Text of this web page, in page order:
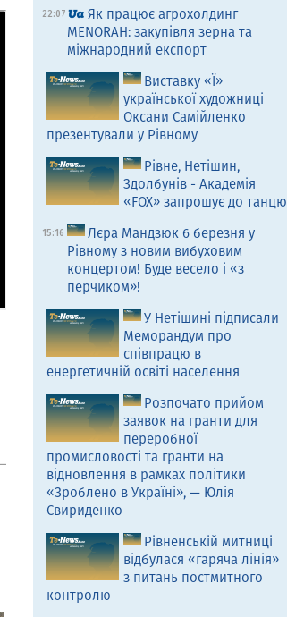
22:07
Як працює агрохолдинг
MENORAH: закупівля зерна та
міжнародний експорт
Виставку «Ї»
української художниці
Оксани Самійленко
презентували у Рівному
Рівне, Нетішин,
Здолбунів - Академія
«FOX» запрошує до танцю
15:16
Лєра Мандзюк 6 березня у
Рівному з новим вибуховим
концертом! Буде весело і «з
перчиком»!
У Нетішині підписали
Меморандум про
співпрацю в
енергетичній освіті населення
Розпочато прийом
заявок на гранти для
переробної
промисловості та гранти на
відновлення в рамках політики
«Зроблено в Україні», — Юлія
Свириденко
Рівненській митниці
відбулася «гаряча лінія»
з питань постмитного
контролю